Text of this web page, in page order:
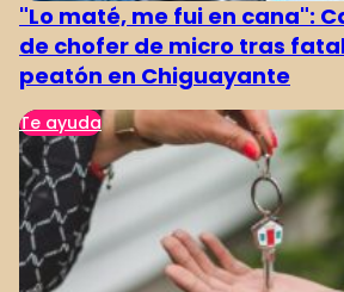
"Lo maté, me fui en cana":
de chofer de micro tras
peatón en Chiguayante
Te ayuda